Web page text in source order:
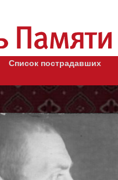
Список пострадавших